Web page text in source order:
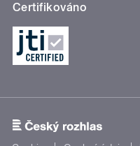
Certifikováno